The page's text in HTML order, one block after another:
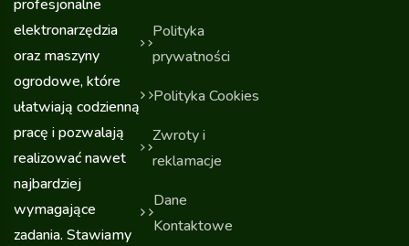
profesjonalne
elektronarzędzia
oraz maszyny
ogrodowe, które
ułatwiają codzienną
pracę i pozwalają
realizować nawet
najbardziej
wymagające
zadania. Stawiamy
Polityka
prywatności
Polityka Cookies
Zwroty i
reklamacje
Dane
Kontaktowe